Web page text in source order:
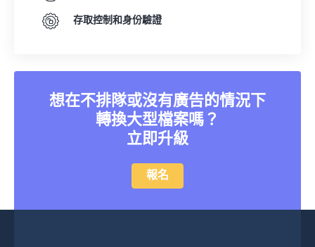
存取控制和身份驗證
想在不排隊或沒有廣告的情況下
轉換大型檔案嗎？
立即升級
報名